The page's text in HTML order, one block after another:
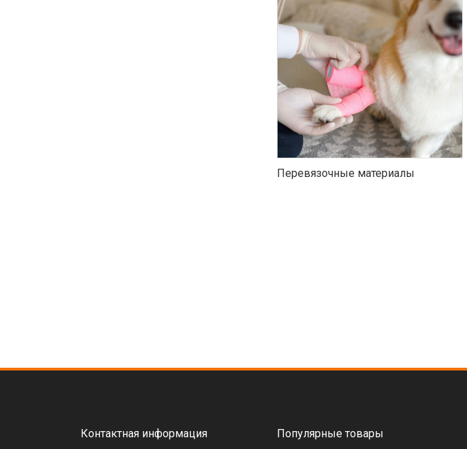
Перевязочные материалы
Контактная информация Популярные товары